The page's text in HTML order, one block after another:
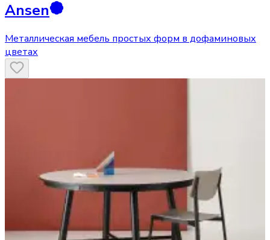
Ansen
Металлическая мебель простых форм в дофаминовых
цветах